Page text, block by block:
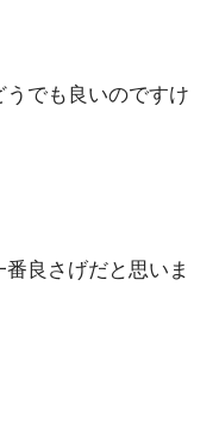
でも良いのですけ
良さげだと思いま